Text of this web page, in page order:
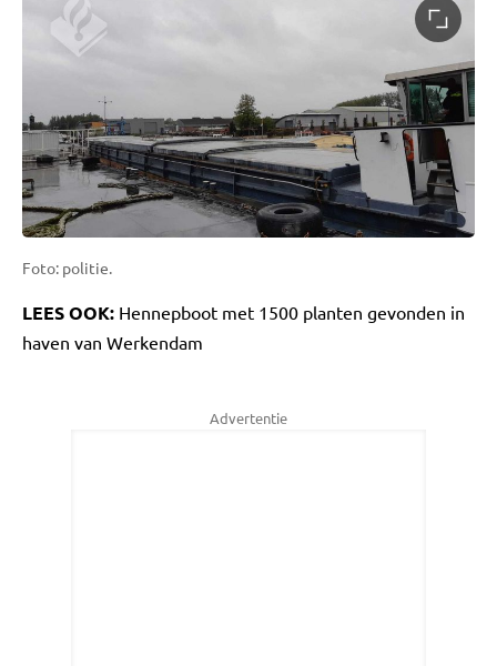
Foto: politie.
LEES OOK: Hennepboot met 1500 planten gevonden in
haven van Werkendam
Advertentie